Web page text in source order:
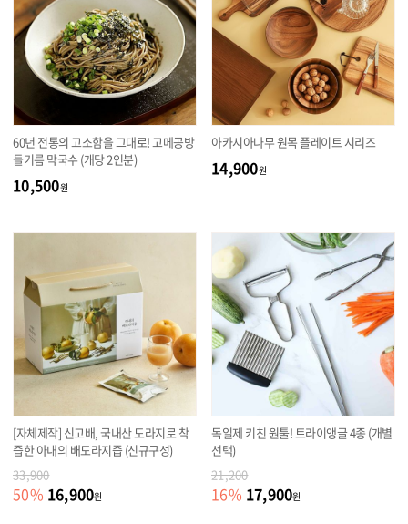
60년 전통의 고소함을 그대로! 고메공방
들기름 막국수 (개당 2인분)
10,500원
아카시아나무 원목 플레이트 시리즈
14,900원
[자체제작] 신고배, 국내산 도라지로 착
즙한 아내의 배도라지즙 (신규구성)
33,900
50% 16,900원
독일제 키친 원툴! 트라이앵글 4종 (개별
선택)
21,200
16% 17,900원